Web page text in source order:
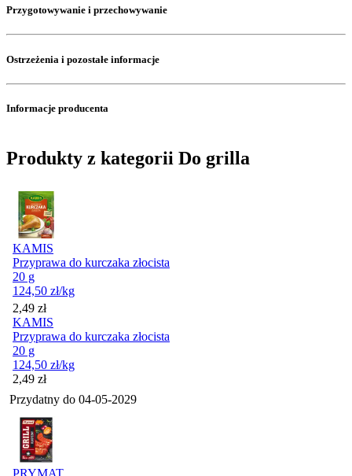
Przygotowywanie i przechowywanie
Ostrzeżenia i pozostałe informacje
Informacje producenta
Produkty z kategorii Do grilla
KAMIS
Przyprawa do kurczaka złocista
20 g
124,50 zł/kg
Cena
2,49 zł
KAMIS
Przyprawa do kurczaka złocista
20 g
124,50 zł/kg
Cena
2,49 zł
Przydatny do 04-05-2029
PRYMAT